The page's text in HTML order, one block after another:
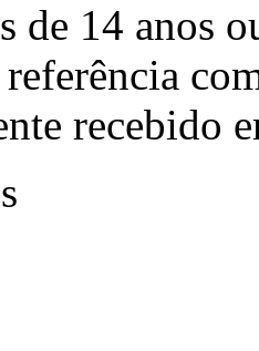
de 14 anos
referência
recebido